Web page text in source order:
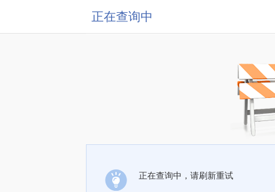
正在查询中
正在查询中，请刷新重试